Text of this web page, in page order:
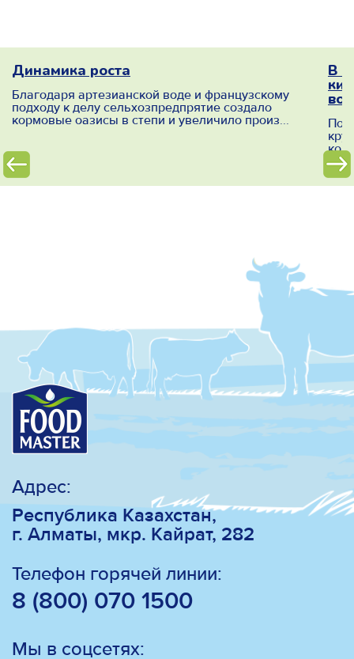
Динамика роста
Благодаря артезианской воде и французскому
подходу к делу сельхозпредпрятие создало
кормовые оазисы в степи и увеличило произ...
В
Адрес:
Республика Казахстан,
г. Алматы, мкр. Кайрат, 282
Телефон горячей линии:
8 (800) 070 1500
Мы в соцсетях: